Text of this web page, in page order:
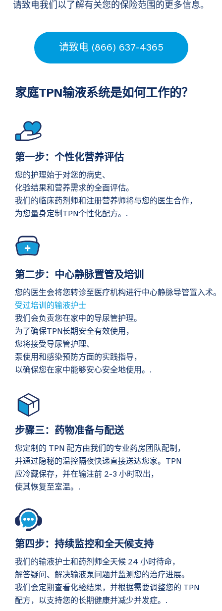
请致电我们以了解有关您的保险范围的更多信息。
请致电 (866) 637-4365
家庭TPN输液系统是如何工作的？
第一步：个性化营养评估
您的护理始于对您的病史、
化验结果和营养需求的全面评估。
我们的临床药剂师和注册营养师将与您的医生合作，
为您量身定制TPN个性化配方。.
第二步：中心静脉置管及培训
您的医生会将您转诊至医疗机构进行中心静脉导管置入术。
受过培训的输液护士
我们会负责您在家中的导尿管护理。
为了确保TPN长期安全有效使用，
您将接受导尿管护理、
泵使用和感染预防方面的实践指导，
以确保您在家中能够安心安全地使用。.
步骤三：药物准备与配送
您定制的 TPN 配方由我们的专业药房团队配制，
并通过隐秘的温控隔夜快递直接送达您家。TPN
应冷藏保存，并在输注前 2-3 小时取出，
使其恢复至室温。.
第四步：持续监控和全天候支持
我们的输液护士和药剂师全天候 24 小时待命，
解答疑问、解决输液泵问题并监测您的治疗进展。
我们会定期查看化验结果，并根据需要调整您的 TPN
配方，以支持您的长期健康并减少并发症。.